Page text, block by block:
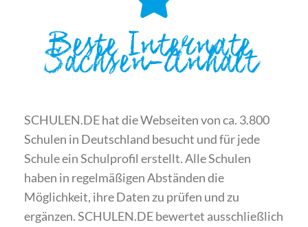
Beste Internate
Sachsen-Anhalt
SCHULEN.DE hat die Webseiten von ca. 3.800
Schulen in Deutschland besucht und für jede
Schule ein Schulprofil erstellt. Alle Schulen
haben in regelmäßigen Abständen die
Möglichkeit, ihre Daten zu prüfen und zu
ergänzen. SCHULEN.DE bewertet ausschließlich